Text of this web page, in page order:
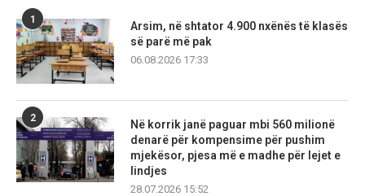
1
Arsim, në shtator 4.900 nxënës të klasës
së parë më pak
06.08.2026 17:33
2
Në korrik janë paguar mbi 560 milionë
denarë për kompensime për pushim
mjekësor, pjesa më e madhe për lejet e
lindjes
28.07.2026 15:52